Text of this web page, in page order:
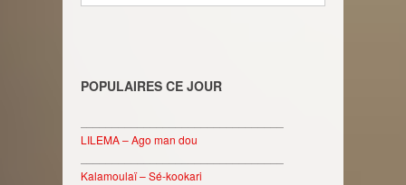
POPULAIRES CE JOUR
LILEMA – Ago man dou
Kalamoulaï – Sé-kookari